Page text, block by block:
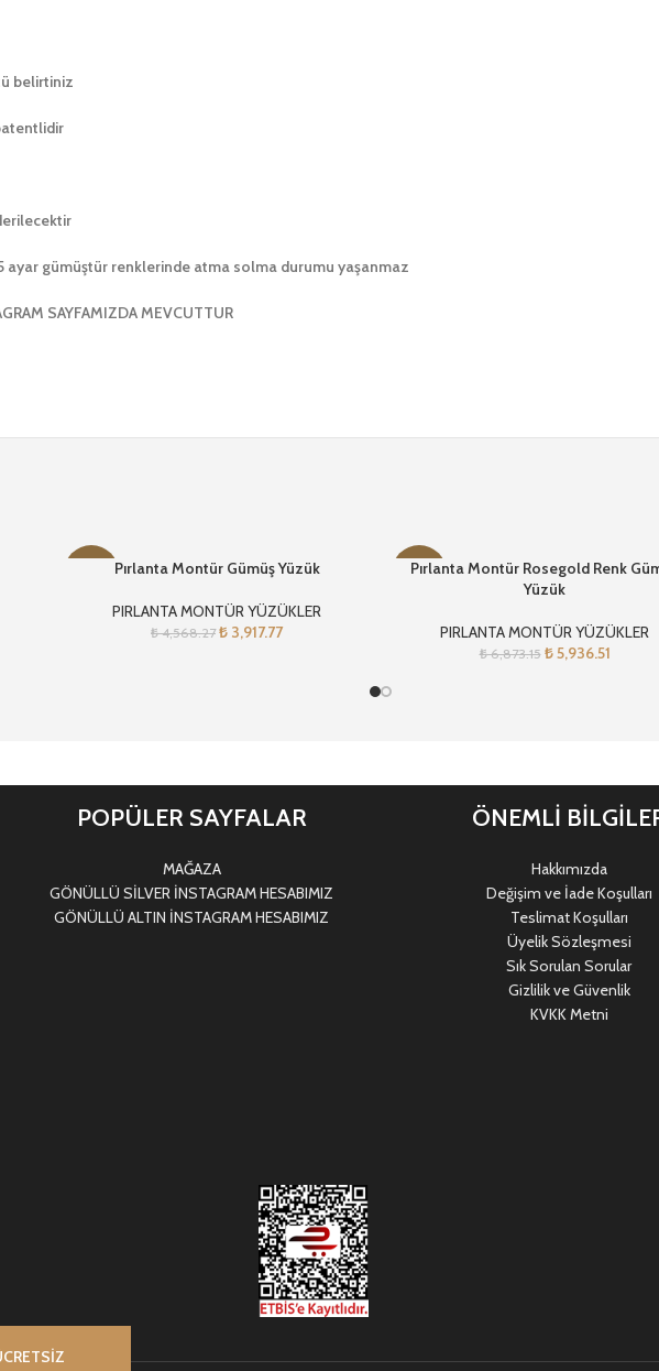
belirtiniz
ayar gümüştür renklerinde atma solma durumu yaşanmaz
SAYFAMIZDA MEVCUTTUR
Pırlanta Montür Gümüş Yüzük
PIRLANTA MONTÜR YÜZÜKLER
₺4,568.27 ₺ 3,917.77
-14%
Pırlanta Montür Rosegold Renk
Yüzük
PIRLANTA MONTÜR YÜZÜKLER
₺6,873.15 ₺5,936.51
POPÜLER SAYFALAR
MAĞAZA
GÖNÜLLÜ SİLVER İNSTAGRAM HESABIMIZ
GÖNÜLLÜ ALTIN İNSTAGRAM HESABIMIZ
ÖNEMLİ
Hakkımızda
Değişim ve İade Koşulları
Teslimat Koşulları
Üyelik Sözleşmesi
Sık Sorulan Sorular
Gizlilik ve Güvenlik
KVKK Metni